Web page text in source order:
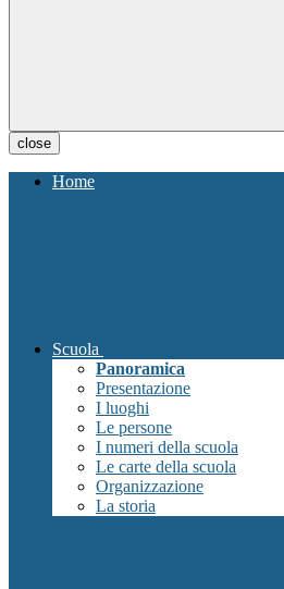
close
Home
Scuola
Panoramica
Presentazione
I luoghi
Le persone
I numeri della scuola
Le carte della scuola
Organizzazione
La storia